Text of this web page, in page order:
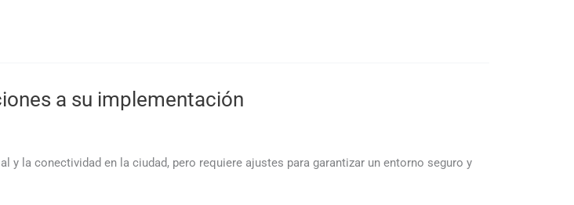
a su implementación
y la conectividad en la ciudad, pero requiere ajustes para garantizar un entorno seguro y